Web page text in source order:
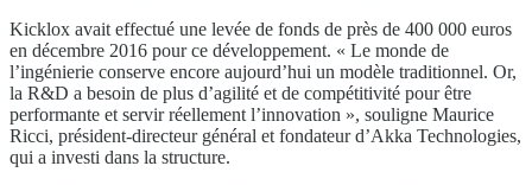
Kicklox avait effectué une levée de fonds de près de 400 000 euros
en décembre 2016 pour ce développement. « Le monde de
l’ingénierie conserve encore aujourd’hui un modèle traditionnel. Or,
la R&D a besoin de plus d’agilité et de compétitivité pour être
performante et servir réellement l’innovation », souligne Maurice
Ricci, président-directeur général et fondateur d’Akka Technologies,
qui a investi dans la structure.